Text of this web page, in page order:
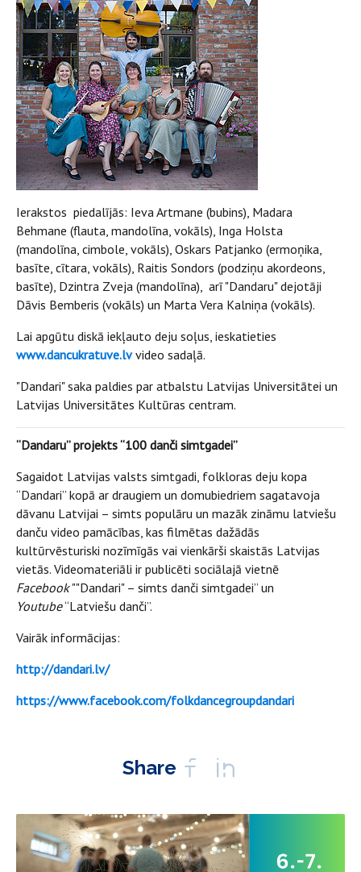
Ierakstos piedalījās: Ieva Artmane (bubins), Madara
Behmane (flauta, mandolīna, vokāls), Inga Holsta
(mandolīna, cimbole, vokāls), Oskars Patjanko (ermoņika,
basīte, cītara, vokāls), Raitis Sondors (podziņu akordeons,
basīte), Dzintra Zveja (mandolīna), arī "Dandaru" dejotāji
Dāvis Bemberis (vokāls) un Marta Vera Kalniņa (vokāls).
Lai apgūtu diskā iekļauto deju soļus, ieskatieties
www.dancukratuve.lvvideo sadaļā.
"Dandari" saka paldies par atbalstu Latvijas Universitātei un
Latvijas Universitātes Kultūras centram.
“Dandaru” projekts “100 danči simtgadei”
Sagaidot Latvijas valsts simtgadi, folkloras deju kopa
“Dandari” kopā ar draugiem un domubiedriem sagatavoja
dāvanu Latvijai – simts populāru un mazāk zināmu latviešu
danču video pamācības, kas filmētas dažādās
kultūrvēsturiski nozīmīgās vai vienkārši skaistās Latvijas
vietās. Videomateriāli ir publicēti sociālajā vietnē
Facebook""Dandari" – simts danči simtgadei” un
Youtube“Latviešu danči”.
Vairāk informācijas:
http://dandari.lv/
https://www.facebook.com/folkdancegroupdandari
Share